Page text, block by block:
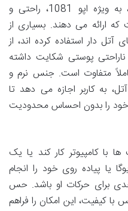
ویژگی بارز مچ بندهای بدون آتل، به ویژه اپو 1081، راحتی و
ارائه می دهند. بسیاری از
دار استفاده کرده اند، از
پوستی شکایت داشته
این تجربه کاملاً متفاوت است. جنس نرم و
به کاربر اجازه می دهد تا
را بدون احساس محدودیت
با کامپیوتر کار کند یا یک
یا پیاده روی خود را انجام
برای حرکات او باشد. حس
کیفیت، این امکان را فراهم